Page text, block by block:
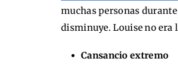
muchas personas
disminuye. Louise no era
Cansancio extremo